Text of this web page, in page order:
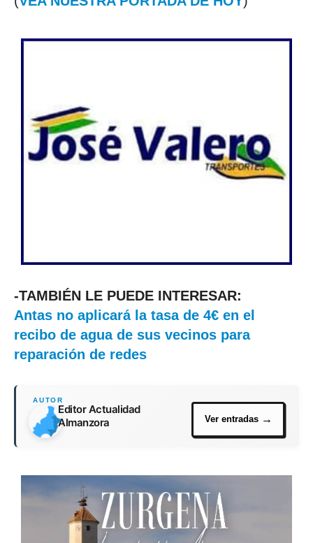
-TAMBIÉN LE PUEDE INTERESAR:
Antas no aplicará la tasa de 4€ en el
recibo de agua de sus vecinos para
reparación de redes
Editor Actualidad
Almanzora